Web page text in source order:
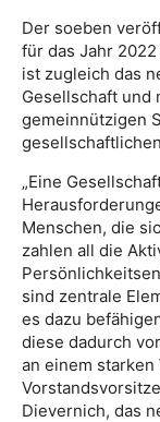
Der soeben
für das Jahr 2022
ist zugleich das
Gesellschaft und
gemeinnützigen
„Eine
Menschen, die
zahlen all die
sind zentrale
es dazu
diese dadurch
an einem starken
Dievernich, das